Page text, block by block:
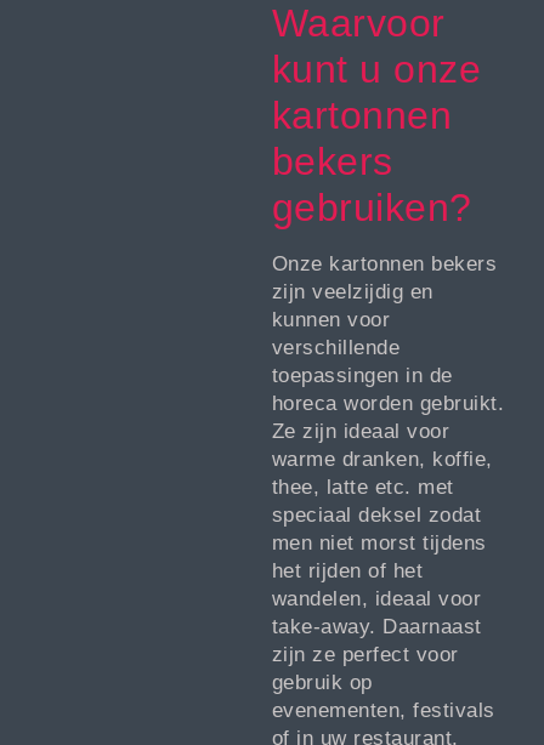
Waarvoor
kunt u onze
kartonnen
bekers
gebruiken?
Onze kartonnen bekers
zijn veelzijdig en
kunnen voor
verschillende
toepassingen in de
horeca worden gebruikt.
Ze zijn ideaal voor
warme dranken, koffie,
thee, latte etc. met
speciaal deksel zodat
men niet morst tijdens
het rijden of het
wandelen, ideaal voor
take-away. Daarnaast
zijn ze perfect voor
gebruik op
evenementen, festivals
of in uw restaurant.